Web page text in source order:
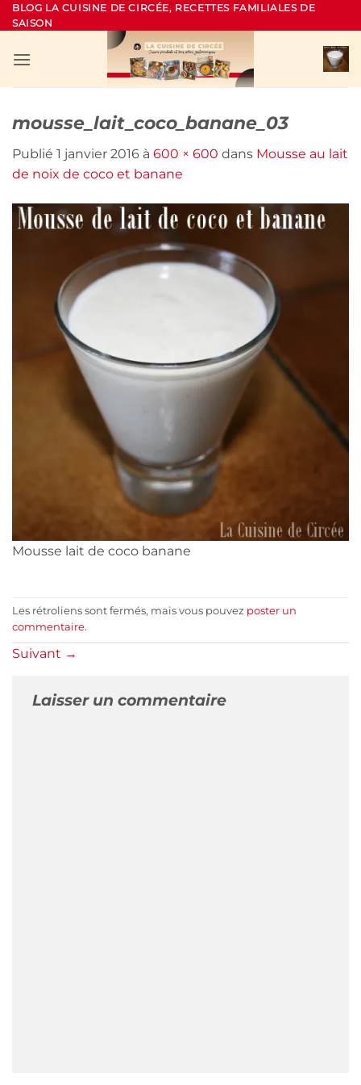
Passer
au
BLOG LA CUISINE DE CIRCÉE, RECETTES FAMILIALES DE
SAISON
mousse_lait_coco_banane_03
Publié 1 janvier 2016 à 600 × 600 dans Mousse au lait
de noix de coco et banane
Mousse lait de coco banane
Les rétroliens sont fermés, mais vous pouvez poster un
commentaire.
Suivant →
Laisser un commentaire